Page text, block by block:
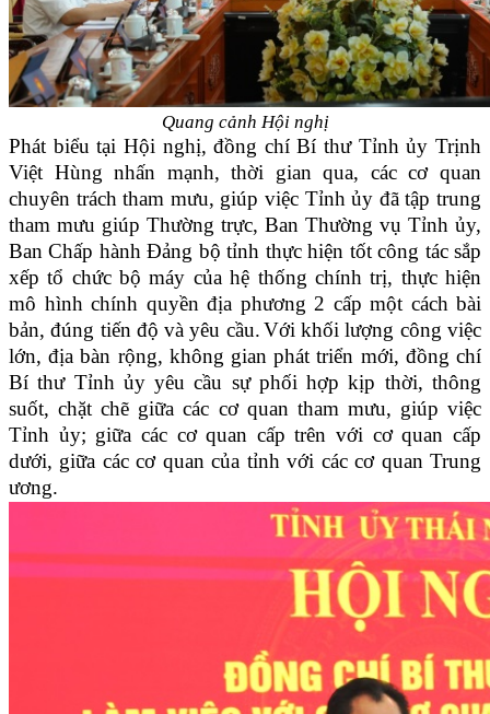
Quang cảnh Hội nghị
Phát biểu tại Hội nghị, đồng chí Bí thư Tỉnh ủy Trịnh
Việt Hùng nhấn mạnh, thời gian qua, các cơ quan
chuyên trách tham mưu, giúp việc Tỉnh ủy đã tập trung
tham mưu giúp Thường trực, Ban Thường vụ Tỉnh ủy,
Ban Chấp hành Đảng bộ tỉnh thực hiện tốt công tác sắp
xếp tổ chức bộ máy của hệ thống chính trị, thực hiện
mô hình chính quyền địa phương 2 cấp một cách bài
bản, đúng tiến độ và yêu cầu.Với khối lượng công việc
lớn, địa bàn rộng, không gian phát triển mới, đồng chí
Bí thư Tỉnh ủy yêu cầu sự phối hợp kịp thời, thông
suốt, chặt chẽ giữa các cơ quan tham mưu, giúp việc
Tỉnh ủy; giữa các cơ quan cấp trên với cơ quan cấp
dưới, giữa các cơ quan của tỉnh với các cơ quan Trung
ương.